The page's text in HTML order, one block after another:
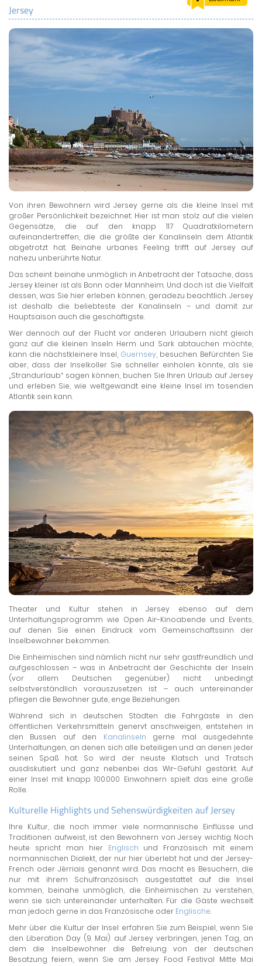
ENGLAND ZUHAUSE
BRITISH SHOP
Jersey
Von ihren Bewohnern wird Jersey gerne als die kleine Insel mit
großer Persönlichkeit bezeichnet: Hier ist man stolz auf die vielen
Gegensätze, die auf den knapp 117 Quadratkilometern
aufeinandertreffen, die die größte der Kanalinseln dem Atlantik
abgetrotzt hat. Beinahe urbanes Feeling trifft auf Jersey auf
nahezu unberührte Natur.
Das scheint beinahe unmöglich in Anbetracht der Tatsache, dass
Jersey kleiner ist als Bonn oder Mannheim. Und doch ist die Vielfalt
dessen, was Sie hier erleben können, geradezu beachtlich. Jersey
ist deshalb die beliebteste der Kanalinseln – und damit zur
Hauptsaison auch die geschäftigste.
Wer dennoch auf der Flucht vor anderen Urlaubern nicht gleich
ganz auf die kleinen Inseln Herm und Sark abtauchen möchte,
kann die nächstkleinere Insel, Guernsey, besuchen. Befürchten Sie
aber, dass der Inselkoller Sie schneller einholen könnte, als sie
„Strandurlaub“ sagen können, buchen Sie Ihren Urlaub auf Jersey
und erleben Sie, wie weltgewandt eine kleine Insel im tosenden
Atlantik sein kann.
Theater und Kultur stehen in Jersey ebenso auf dem
Unterhaltungsprogramm wie Open Air-Kinoabende und Events,
auf denen Sie einen Eindruck vom Gemeinschaftssinn der
Inselbewohner bekommen.
Die Einheimischen sind nämlich nicht nur sehr gastfreundlich und
aufgeschlossen – was in Anbetracht der Geschichte der Inseln
(vor allem Deutschen gegenüber) nicht unbedingt
selbstverständlich vorauszusetzen ist – auch untereinander
pflegen die Bewohner gute, enge Beziehungen.
Während sich in deutschen Städten die Fahrgäste in den
öffentlichen Verkehrsmitteln genervt anschweigen, entstehen in
den Bussen auf den Kanalinseln gerne mal ausgedehnte
Unterhaltungen, an denen sich alle beteiligen und an denen jeder
seinen Spaß hat. So wird der neuste Klatsch und Tratsch
ausdiskutiert und ganz nebenbei das Wir-Gefühl gestärkt. Auf
einer Insel mit knapp 100.000 Einwohnern spielt das eine große
Rolle.
Kulturelle Highlights und Sehenswürdigkeiten auf Jersey
Ihre Kultur, die noch immer viele normannische Einflüsse und
Traditionen aufweist, ist den Bewohnern von Jersey wichtig. Noch
heute spricht man hier Englisch und Französisch mit einem
normannischen Dialekt, der nur hier überlebt hat und der Jersey-
French oder Jèrriais genannt wird. Das macht es Besuchern, die
nur mit ihrem Schulfranzösisch ausgestattet auf die Insel
kommen, beinahe unmöglich, die Einheimischen zu verstehen,
wenn sie sich untereinander unterhalten. Für die Gäste wechselt
man jedoch gerne in das Französische oder Englische.
Mehr über die Kultur der Insel erfahren Sie zum Beispiel, wenn Sie
den Liberation Day (9. Mai) auf Jersey verbringen, jenen Tag, an
dem die Inselbewohner die Befreiung von der deutschen
Besatzung feiern, wenn Sie am Jersey Food Festival Mitte Mai